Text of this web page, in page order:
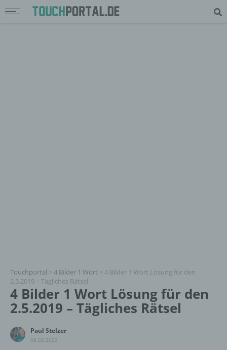
Touchportal > 4 Bilder 1 Wort > 4 Bilder 1 Wort Lösung für den
2.5.2019 – Tägliches Rätsel
4 Bilder 1 Wort Lösung für den
2.5.2019 – Tägliches Rätsel
Paul Stelzer
08.02.2022